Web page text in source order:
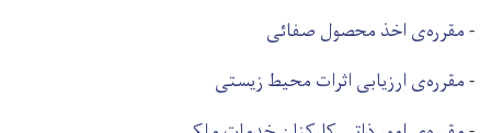
-مقرره‌ی اخذ محصول صفائی
-مقرره‌ی ارزیابی اثرات محیط زیستی